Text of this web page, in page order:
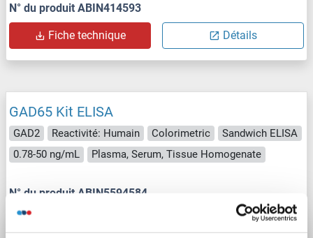
N° du produit ABIN414593
Fiche technique Détails
GAD65 Kit ELISA
GAD2 Reactivité: Humain Colorimetric
Sandwich ELISA
0.78-50 ng/mL
Plasma, Serum, Tissue Homogenate
N° du produit ABIN5594584
Détails